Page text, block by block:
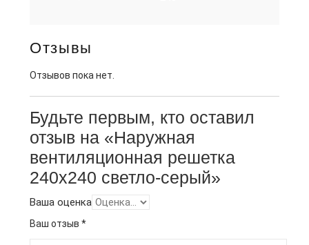
Отзывы
Отзывов пока нет.
Будьте первым, кто оставил
отзыв на «Наружная
вентиляционная решетка
240х240 светло-серый»
Ваша оценка
Ваш отзыв *